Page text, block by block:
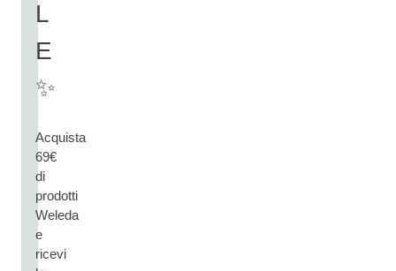
L
E
✨
Acquista
69€
di
prodotti
Weleda
e
ricevi